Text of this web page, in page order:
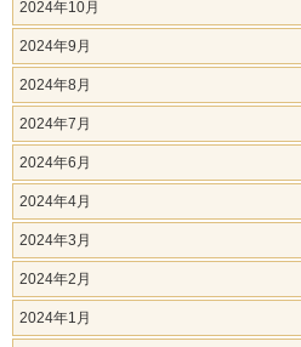
2024年10月
2024年9月
2024年8月
2024年7月
2024年6月
2024年4月
2024年3月
2024年2月
2024年1月